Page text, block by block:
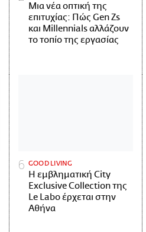
Μια νέα οπτική της
επιτυχίας: Πώς Gen Zs
και Millennials αλλάζουν
το τοπίο της εργασίας
GOOD LIVING
Η εμβληματική City
Exclusive Collection της
Le Labo έρχεται στην
Αθήνα